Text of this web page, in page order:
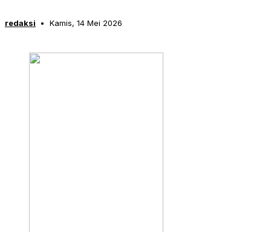
redaksi Kamis, 14 Mei 2026